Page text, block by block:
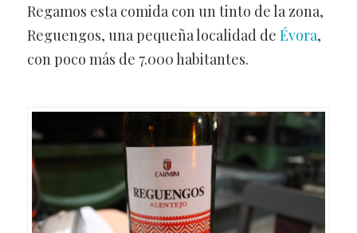
Regamos esta comida con un tinto de la zona,
Reguengos, una pequeña localidad de Évora,
con poco más de 7.000 habitantes.